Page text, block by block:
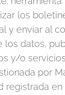
los
y enviar al
los datos,
y/o
por
registrada en